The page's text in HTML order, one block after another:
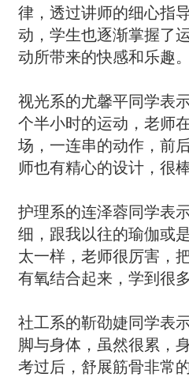
律，透过讲师的细心指
动，学生也逐渐掌握了
动所带来的快感和乐趣。
视光系的尤馨平同学表
个半小时的运动，老师
场，一连串的动作，前
师也有精心的设计，很棒
护理系的连泽蓉同学表
细，跟我以往的瑜伽或
太一样，老师很厉害，
有氧结合起来，学到很多
社工系的靳劭婕同学表
脚与身体，虽然很累，
考过后，舒展筋骨非常